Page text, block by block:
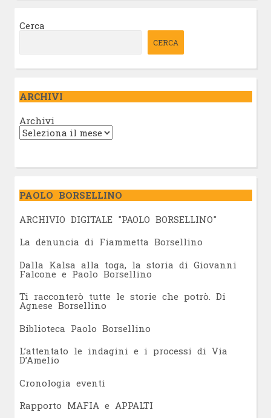
Cerca
CERCA
ARCHIVI
Archivi
PAOLO BORSELLINO
ARCHIVIO DIGITALE "PAOLO BORSELLINO"
La denuncia di Fiammetta Borsellino
Dalla Kalsa alla toga, la storia di Giovanni
Falcone e Paolo Borsellino
Ti racconterò tutte le storie che potrò. Di
Agnese Borsellino
Biblioteca Paolo Borsellino
L’attentato le indagini e i processi di Via
D’Amelio
Cronologia eventi
Rapporto MAFIA e APPALTI